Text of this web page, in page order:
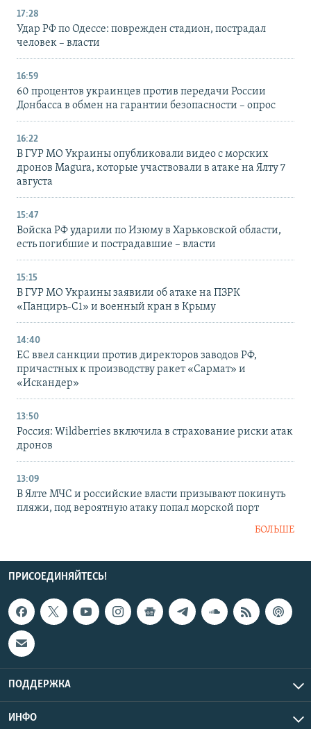
17:28
Удар РФ по Одессе: поврежден стадион, пострадал
человек – власти
16:59
60 процентов украинцев против передачи России
Донбасса в обмен на гарантии безопасности – опрос
16:22
В ГУР МО Украины опубликовали видео с морских
дронов Magura, которые участвовали в атаке на Ялту 7
августа
15:47
Войска РФ ударили по Изюму в Харьковской области,
есть погибшие и пострадавшие – власти
15:15
В ГУР МО Украины заявили об атаке на ПЗРК
«Панцирь-С1» и военный кран в Крыму
14:40
ЕС ввел санкции против директоров заводов РФ,
причастных к производству ракет «Сармат» и
«Искандер»
13:50
Россия: Wildberries включила в страхование риски атак
дронов
13:09
В Ялте МЧС и российские власти призывают покинуть
пляжи, под вероятную атаку попал морской порт
БОЛЬШЕ
ПРИСОЕДИНЯЙТЕСЬ!
ПОДДЕРЖКА
ИНФО